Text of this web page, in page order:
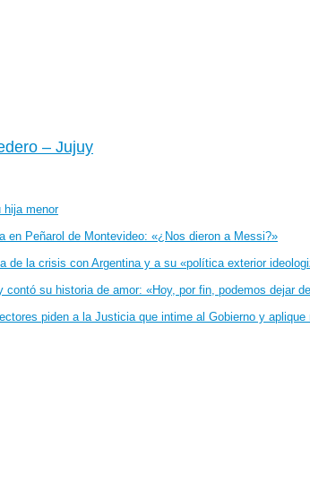
hija menor
en Peñarol de Montevideo: «¿Nos dieron a Messi?»
de la crisis con Argentina y a su «política exterior
su historia de amor: «Hoy, por fin, podemos dejar
piden a la Justicia que intime al Gobierno y